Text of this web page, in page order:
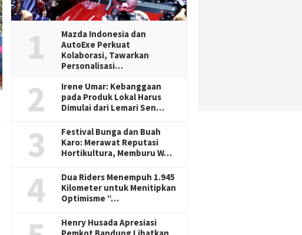
1
Mazda Indonesia dan
AutoExe Perkuat
Kolaborasi, Tawarkan
Personalisasi…
2
Irene Umar: Kebanggaan
pada Produk Lokal Harus
Dimulai dari Lemari Sen…
3
Festival Bunga dan Buah
Karo: Merawat Reputasi
Hortikultura, Memburu W…
4
Dua Riders Menempuh 1.945
Kilometer untuk Menitipkan
Optimisme “…
Henry Husada Apresiasi